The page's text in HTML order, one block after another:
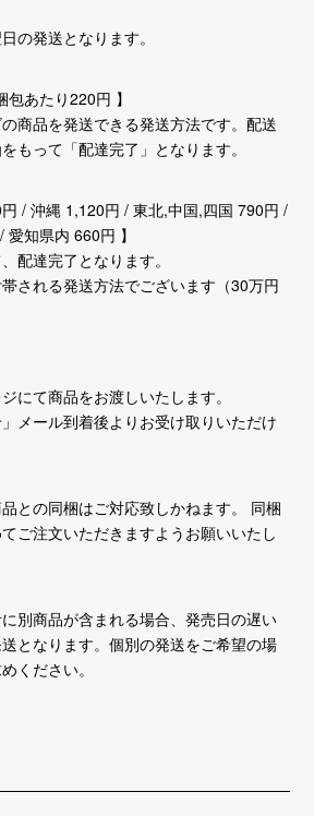
の発送となります。
包あたり220円 】
商品を発送できる発送方法です。配送
もって「配達完了」となります。
円 / 沖縄 1,120円 / 東北,中国,四国 790円 /
知県内 660円 】
配達完了となります。
される発送方法でございます（30万円
にて商品をお渡しいたします。
」メール到着後よりお受け取りいただけ
との同梱はご対応致しかねます。 同梱
ご注文いただきますようお願いいたし
別商品が含まれる場合、発売日の遅い
となります。個別の発送をご希望の場
ください。